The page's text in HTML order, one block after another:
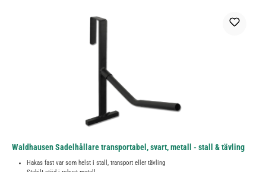
Waldhausen Sadelhållare transportabel, svart, metall - stall & tävling
Hakas fast var som helst i stall, transport eller tävling